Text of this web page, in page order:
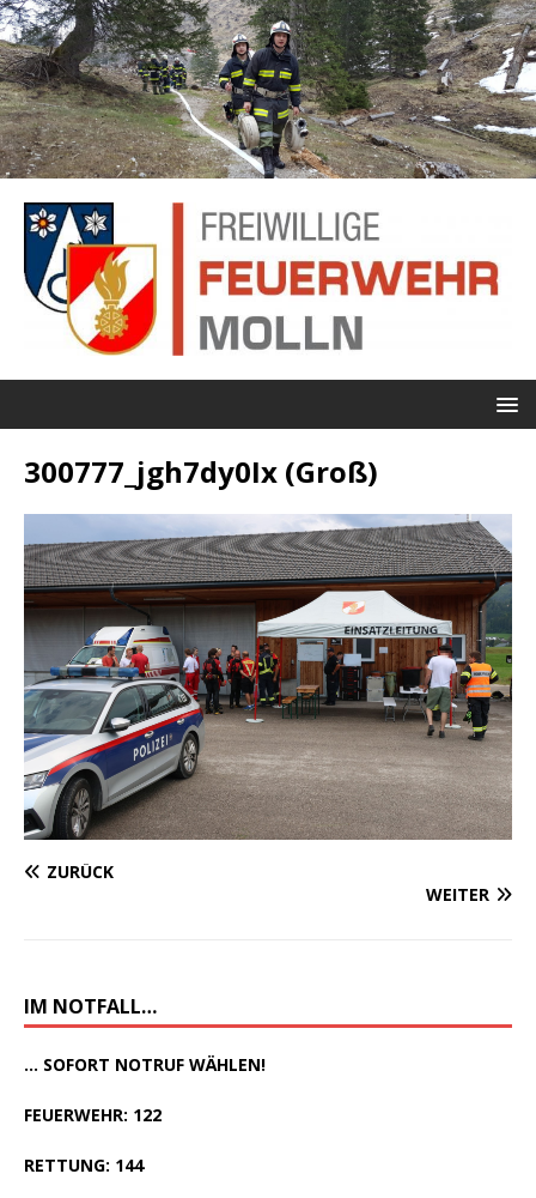
300777_jgh7dy0Ix (Groß)
ZURÜCK
WEITER
IM NOTFALL…
... SOFORT NOTRUF WÄHLEN!
FEUERWEHR: 122
RETTUNG: 144